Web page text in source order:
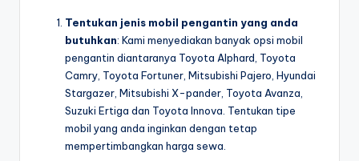
Tentukan jenis mobil pengantin yang anda
butuhkan: Kami menyediakan banyak opsi mobil
pengantin diantaranya Toyota Alphard, Toyota
Camry, Toyota Fortuner, Mitsubishi Pajero, Hyundai
Stargazer, Mitsubishi X-pander, Toyota Avanza,
Suzuki Ertiga dan Toyota Innova. Tentukan tipe
mobil yang anda inginkan dengan tetap
mempertimbangkan harga sewa.